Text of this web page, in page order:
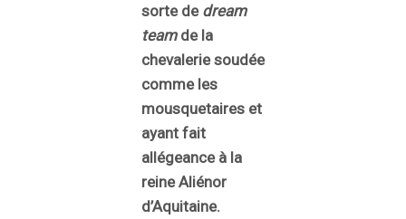
sorte de dream
teamde la
chevalerie soudée
comme les
mousquetaires et
ayant fait
allégeance à la
reine Aliénor
d’Aquitaine.